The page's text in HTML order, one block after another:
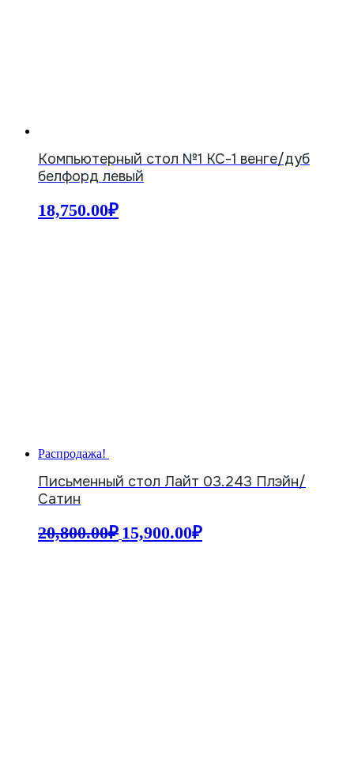
Компьютерный стол №1 КС-1 венге/дуб
белфорд левый
18,750.00₽
Распродажа!
Письменный стол Лайт 03.243 Плэйн/
Сатин
20,800.00₽ Первоначальная
цена
15,900.00₽Текущая
цена: